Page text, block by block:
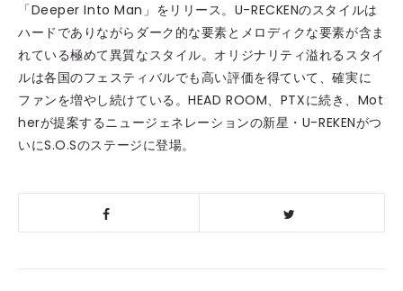
「Deeper Into Man」をリリース。U-RECKENのスタイルは
ハードでありながらダーク的な要素とメロディクな要素が含ま
れている極めて異質なスタイル。オリジナリティ溢れるスタイ
ルは各国のフェスティバルでも高い評価を得ていて、確実に
ファンを増やし続けている。HEAD ROOM、PTXに続き、Mot
herが提案するニュージェネレーションの新星・U-REKENがつ
いにS.O.Sのステージに登場。